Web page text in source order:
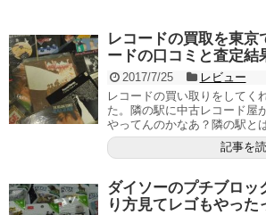
レコードの買取を東京
ードの口コミと査定結
2017/7/25
レビュー
レコードの買い取りをしてく
た。隣の駅に中古レコード屋
やってんのかなあ？隣の駅と
記事を
ダイソーのプチブロッ
り方見てレゴもやった